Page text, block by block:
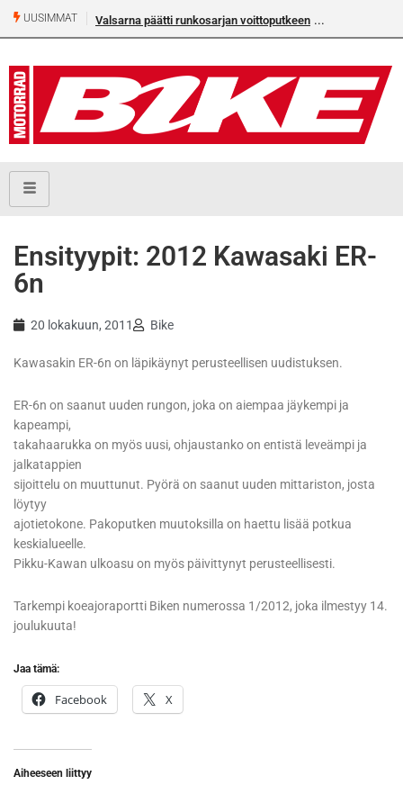
UUSIMMAT Valsarna päätti runkosarjan voittoputkeen
Ensityypit: 2012 Kawasaki ER-
6n
20 lokakuun, 2011 Bike
Kawasakin ER-6n on läpikäynyt perusteellisen uudistuksen.
ER-6n on saanut uuden rungon, joka on aiempaa jäykempi ja
kapeampi,
takahaarukka on myös uusi, ohjaustanko on entistä leveämpi ja
jalkatappien
sijoittelu on muuttunut. Pyörä on saanut uuden mittariston, josta
löytyy
ajotietokone. Pakoputken muutoksilla on haettu lisää potkua
keskialueelle.
Pikku-Kawan ulkoasu on myös päivittynyt perusteellisesti.
Tarkempi koeajoraportti Biken numerossa 1/2012, joka ilmestyy 14.
joulukuuta!
Jaa tämä:
Facebook X
Aiheeseen liittyy